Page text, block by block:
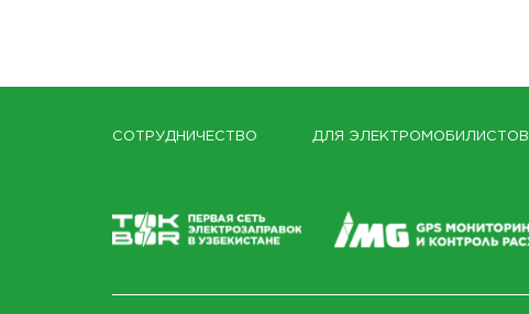
СОТРУДНИЧЕСТВО ДЛЯ ЭЛЕКТРОМОБИЛИСТОВ